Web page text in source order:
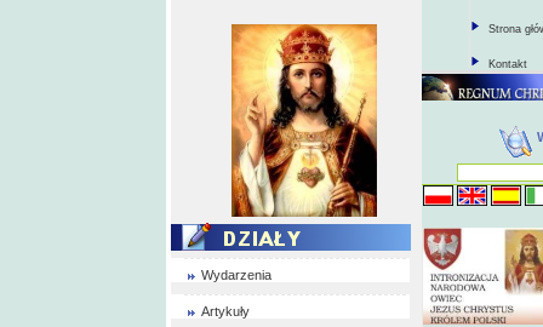
Wydarzenia
Artykuły
Strona
Kontakt